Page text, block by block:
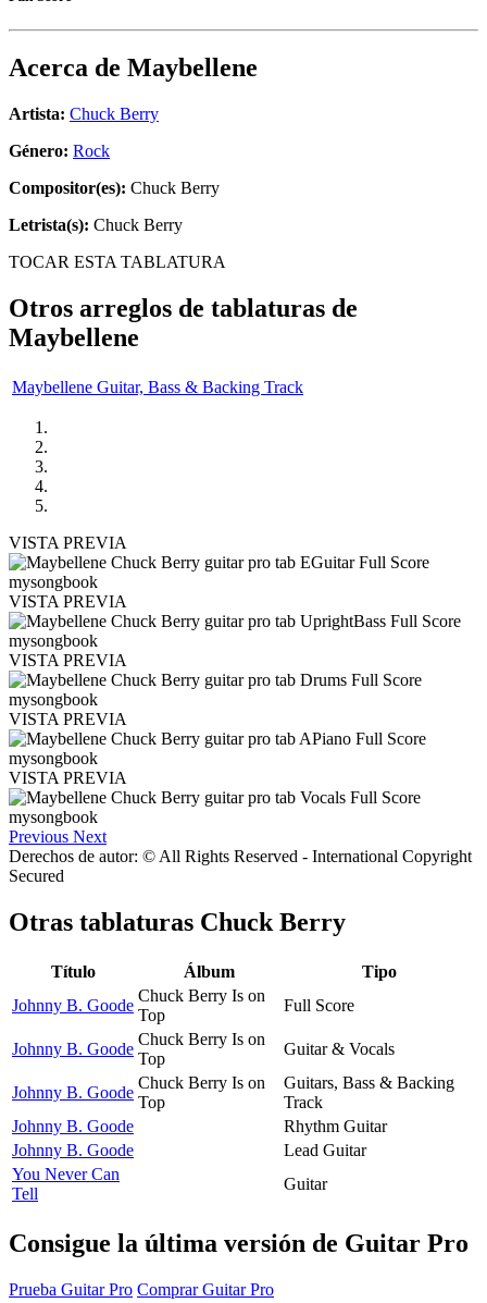
Acerca de Maybellene
Artista: Chuck Berry
Género: Rock
Compositor(es): Chuck Berry
Letrista(s): Chuck Berry
TOCAR ESTA TABLATURA
Otros arreglos de tablaturas de
Maybellene
Maybellene Guitar, Bass & Backing Track
VISTA PREVIA
VISTA PREVIA
VISTA PREVIA
VISTA PREVIA
VISTA PREVIA
Previous Next
Derechos de autor: © All Rights Reserved - International Copyright
Secured
Otras tablaturas Chuck Berry
Título Álbum
Tipo
Johnny B. Goode
Chuck Berry Is on
Top
Full Score
Johnny B. Goode
Chuck Berry Is on
Top
Guitar & Vocals
Johnny B. Goode
Chuck Berry Is on
Top
Guitars, Bass & Backing
Track
Johnny B. Goode
Rhythm Guitar
Johnny B. Goode
Lead Guitar
You Never Can
Tell
Guitar
Consigue la última versión de Guitar Pro
Prueba Guitar Pro Comprar Guitar Pro